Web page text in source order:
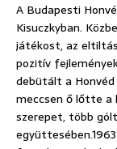
A Budapesti
Kisuczkyban.
játékost, az
pozitív
debütált a Honvéd
meccsen ő lőtte a
szerepet, több